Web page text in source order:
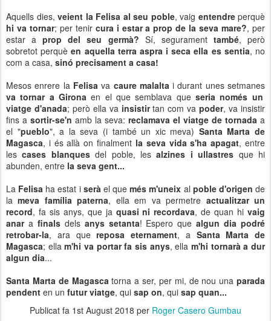
Aquells dies, veient la Felisa al seu poble, vaig entendreperquè
hi va tornar; per tenir cura i estar a prop de la seva mare?, per
estar aprop del seu germà? Sí, segurament també, però
sobretot perquèen aquella terra aspra i seca ella es sentia, no
com a casa, sinó precisament a casa!
Mesos enrere la Felisa va caure malalta i durant unes setmanes
va tornar a Girona en el que semblava que seria només un
viatge d'anada; però ella va insistirtan com va poder, va insistir
fins a sortir-se'n amb la seva: reclamava el viatge de tornada a
el "pueblo", a la seva (i també un xic meva) Santa Marta de
Magasca, i és allà on finalment la seva vida s'ha apagat, entre
lescases blanquesdel poble, lesalzines i ullastres que hi
abunden, entre la seva gent...
La Felisa ha estat i serà el quemés m'uneix al poble d'origen de
lameva família paterna, ella em va permetre actualitzar un
record, fa sis anys, que ja quasi ni recordava, de quan hivaig
anara finalsdelsanys setanta! Espero quealgun dia podré
retrobar-la, ara quereposa eternament, a Santa Marta de
Magasca; ellam'hi va portar fa sis anys, ellam'hi tornarà a dur
algun dia...
Santa Marta de Magascatorna a ser, per mi, de nou unaparada
pendent en un futur viatge, qui sap on, qui sap quan...
Publicat fa 1st August 2018 per Roger Casero Gumbau